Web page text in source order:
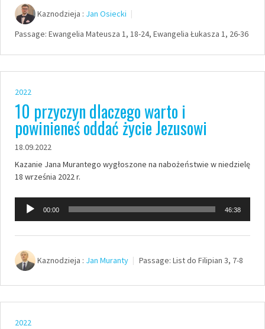
Kaznodzieja : Jan Osiecki
Passage: Ewangelia Mateusza 1, 18-24, Ewangelia Łukasza 1, 26-36
2022
10 przyczyn dlaczego warto i
powinieneś oddać życie Jezusowi
18.09.2022
Kazanie Jana Murantego wygłoszone na nabożeństwie w niedzielę
18 września 2022 r.
Odtwarzacz
plików
dźwiękowych
00:00 46:38
Kaznodzieja : Jan Muranty Passage: List do Filipian 3, 7-8
2022